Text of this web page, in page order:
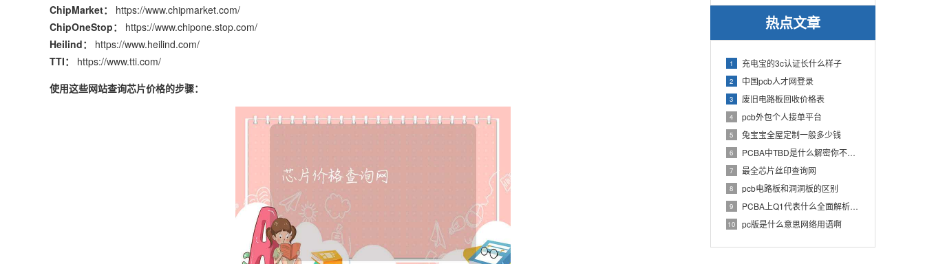
热点文章
1 充电宝的3c认证长什么样子
2 中国pcb人才网登录
3 废旧电路板回收价格表
4 pcb外包个人接单平台
5 兔宝宝全屋定制一般多少钱
6 PCBA中TBD是什么解密你不知道的电子行业术语
7 最全芯片丝印查询网
8 pcb电路板和洞洞板的区别
9 PCBA上Q1代表什么全面解析PCB电路板中Q1的作用
10 pc版是什么意思网络用语啊
ChipMarket：
https://www.chipmarket.com/
ChipOneStop：
https://www.chipone.stop.com/
Heilind：
https://www.heilind.com/
TTI：
https://www.tti.com/
使用这些网站查询芯片价格的步骤：